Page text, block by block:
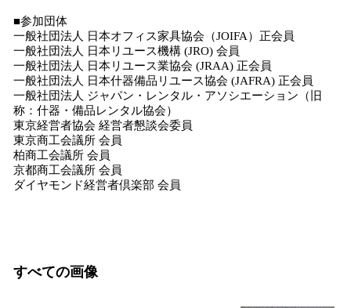
■参加団体
一般社団法人 日本オフィス家具協会（JOIFA）正会員
一般社団法人 日本リユース機構 (JRO) 会員
一般社団法人 日本リユース業協会 (JRAA) 正会員
一般社団法人 日本什器備品リユース協会 (JAFRA) 正会員
一般社団法人 ジャパン・レンタル・アソシエーション（旧
称：什器・備品レンタル協会）
東京経営者協会 経営者懇談会委員
東京商工会議所 会員
柏商工会議所 会員
京都商工会議所 会員
ダイヤモンド経営者倶楽部 会員
すべての画像